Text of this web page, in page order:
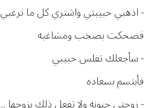
- اذهبي حبيبتي واشتري كل ما
فضحكت بصخب ومشاغبه
- سأجعلك تفلس حبيبي
فأبتسم بسعاده